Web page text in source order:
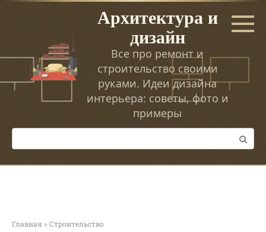
Перейти
Архитектура и
дизайн
Все про ремонт и
строительство своими
руками. Идеи дизайна
интерьера: советы, фото и
примеры
Поиск:
Главная » Строительство